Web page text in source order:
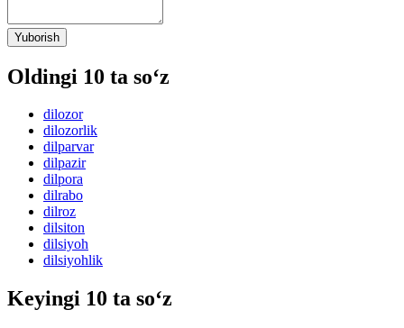
Yuborish
Oldingi 10 ta so‘z
dilozor
dilozorlik
dilparvar
dilpazir
dilpora
dilrabo
dilroz
dilsiton
dilsiyoh
dilsiyohlik
Keyingi 10 ta so‘z